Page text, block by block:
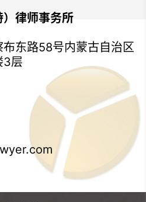
律师事务所
东路58号内蒙古自治区
3层